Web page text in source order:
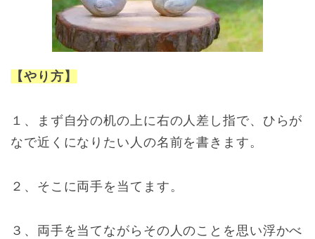
【やり方】
１、まず自分の机の上に右の人差し指で、ひらが
なで近くになりたい人の名前を書きます。
２、そこに両手を当てます。
３、両手を当てながらその人のことを思い浮かべ